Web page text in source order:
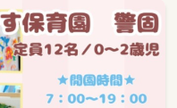
期間の労働条件は同条